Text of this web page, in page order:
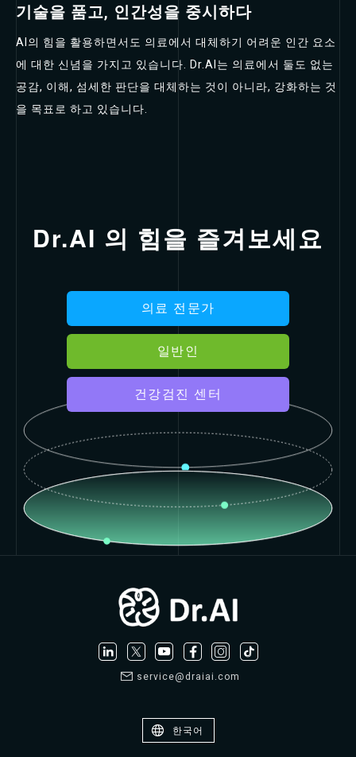
기술을 품고, 인간성을 중시하다
AI의 힘을 활용하면서도 의료에서 대체하기 어려운 인간 요소
에 대한 신념을 가지고 있습니다. Dr.AI는 의료에서 둘도 없는
공감, 이해, 섬세한 판단을 대체하는 것이 아니라, 강화하는 것
을 목표로 하고 있습니다.
Dr.AI 의 힘을 즐겨보세요
의료 전문가
일반인
건강검진 센터
한국어
service@draiai.com